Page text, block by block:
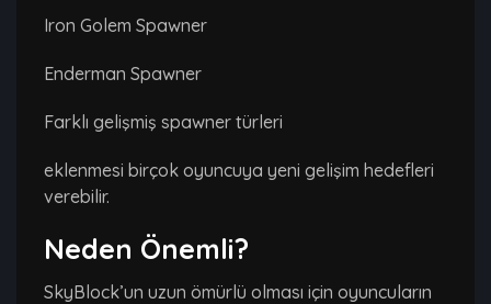
Iron Golem Spawner
Enderman Spawner
Farklı gelişmiş spawner türleri
eklenmesi birçok oyuncuya yeni gelişim hedefleri
verebilir.
Neden Önemli?
SkyBlock’un uzun ömürlü olması için oyuncuların